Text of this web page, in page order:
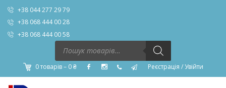
+38 044 277 29 79
+38 068 444 00 28
+38 068 444 00 58
Пошук
товарів
0 товарів – 0₴ Реєстрація /Увійти